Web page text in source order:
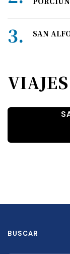
SAN
VIAJES
BUSCAR